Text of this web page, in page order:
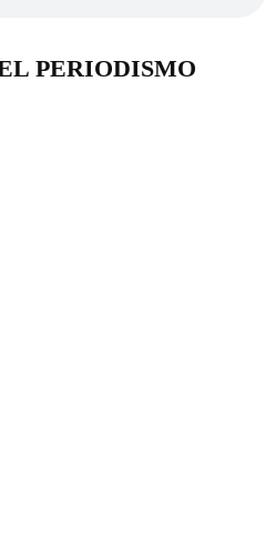
PERIODISMO